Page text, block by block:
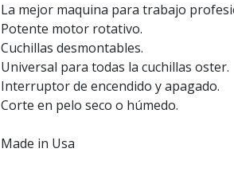
La mejor maquina para trabajo
Potente motor rotativo.
Cuchillas desmontables.
Universal para todas la cuchillas oster.
Interruptor de encendido y apagado.
Corte en pelo seco o húmedo.
Made in Usa